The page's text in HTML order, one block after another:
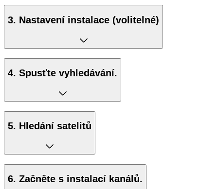
3. Nastavení instalace (volitelné)
4. Spusťte vyhledávání.
5. Hledání satelitů
6. Začněte s instalací kanálů.